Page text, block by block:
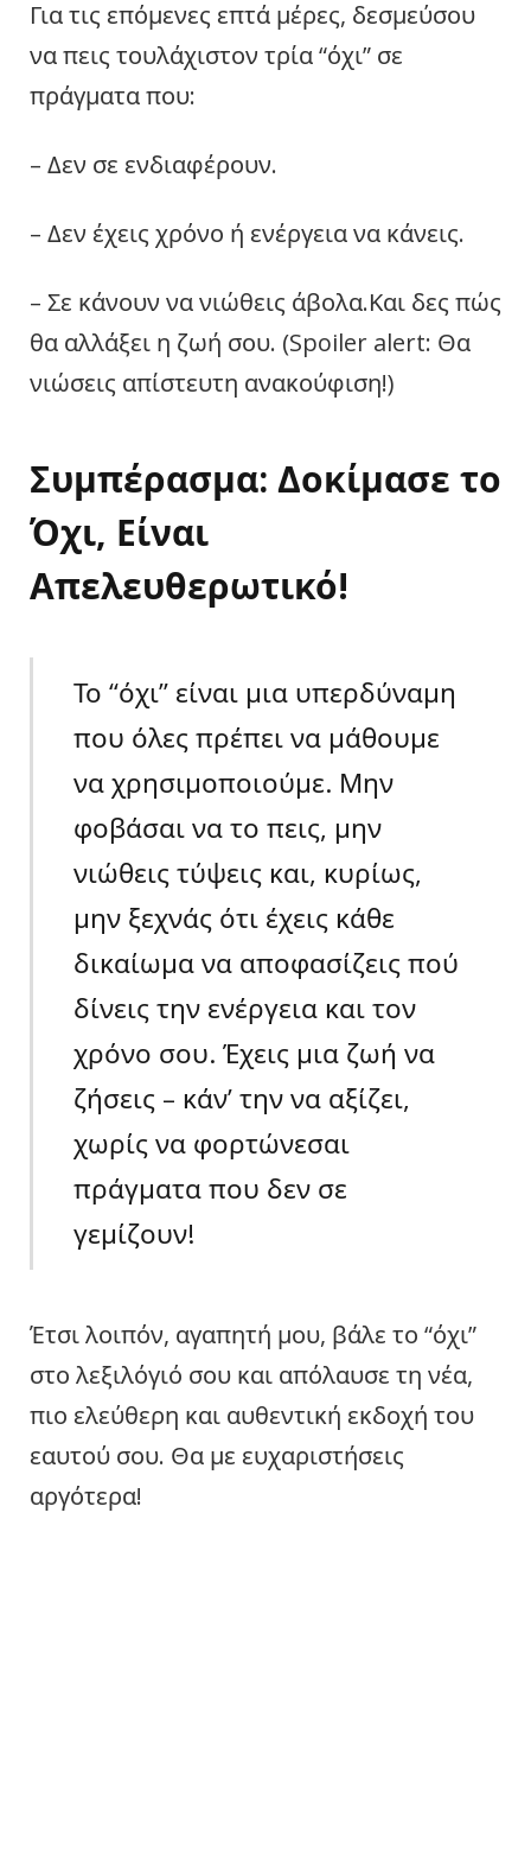
Για τις επόμενες επτά μέρες, δεσμεύσου
να πεις τουλάχιστον τρία “όχι” σε
πράγματα που:
– Δεν σε ενδιαφέρουν.
– Δεν έχεις χρόνο ή ενέργεια να κάνεις.
– Σε κάνουν να νιώθεις άβολα.Και δες πώς
θα αλλάξει η ζωή σου. (Spoiler alert: Θα
νιώσεις απίστευτη ανακούφιση!)
Συμπέρασμα: Δοκίμασε το
Όχι, Είναι
Απελευθερωτικό!
Το “όχι” είναι μια υπερδύναμη
που όλες πρέπει να μάθουμε
να χρησιμοποιούμε. Μην
φοβάσαι να το πεις, μην
νιώθεις τύψεις και, κυρίως,
μην ξεχνάς ότι έχεις κάθε
δικαίωμα να αποφασίζεις πού
δίνεις την ενέργεια και τον
χρόνο σου. Έχεις μια ζωή να
ζήσεις – κάν’ την να αξίζει,
χωρίς να φορτώνεσαι
πράγματα που δεν σε
γεμίζουν!
Έτσι λοιπόν, αγαπητή μου, βάλε το “όχι”
στο λεξιλόγιό σου και απόλαυσε τη νέα,
πιο ελεύθερη και αυθεντική εκδοχή του
εαυτού σου. Θα με ευχαριστήσεις
αργότερα!